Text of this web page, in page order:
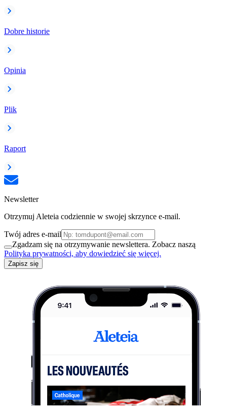
Dobre historie
Opinia
Plik
Raport
Newsletter
Otrzymuj Aleteia codziennie w swojej skrzynce e-mail.
Twój adres e-mail
Zgadzam się na otrzymywanie newslettera. Zobacz naszą
Polityka prywatności, aby dowiedzieć się więcej.
Zapisz się